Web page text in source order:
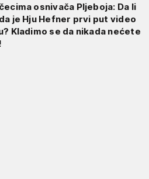
osnivača Pljeboja: Da li
je Hju Hefner prvi put video
Kladimo se da nikada nećete